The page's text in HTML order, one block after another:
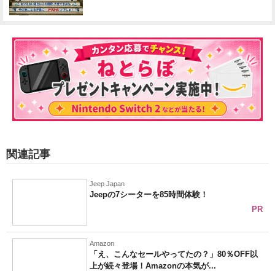
関連記事
Jeep Japan
Jeepの7シーターを85時間体験！
PR
Amazon
「え、こんなセールやってたの？」80％OFF以
上が続々登場！Amazonの本気が...